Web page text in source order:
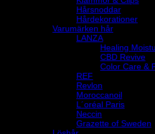
Hårsnoddar
Hårdekorationer
Varumärken hår
LANZA
Healing
CBD Revive
Color Care &
REF
Revlon
Moroccanoil
L´oréal Paris
Neccin
Grazette of Sweden